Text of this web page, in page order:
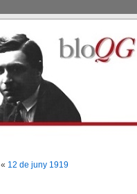
« 12 de juny 1919